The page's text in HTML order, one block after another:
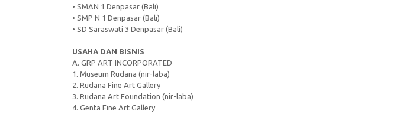
• SMAN 1 Denpasar (Bali)
• SMP N 1 Denpasar (Bali)
• SD Saraswati 3 Denpasar (Bali)
USAHA DAN BISNIS
A. GRP ART INCORPORATED
1. Museum Rudana (nir-laba)
2. Rudana Fine Art Gallery
3. Rudana Art Foundation (nir-laba)
4. Genta Fine Art Gallery